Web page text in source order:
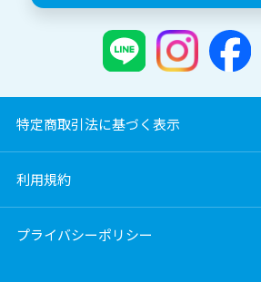
特定商取引法に基づく表示
利用規約
プライバシーポリシー